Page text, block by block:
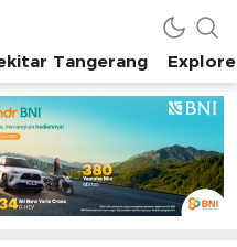
Raya
Tangerang